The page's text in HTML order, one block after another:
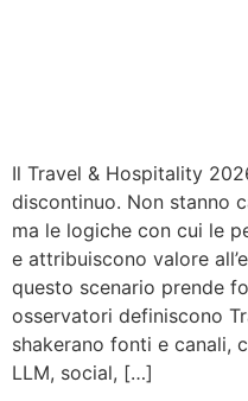
Il Travel & Hospitality
discontinuo. Non stanno
ma le logiche con cui le
e attribuiscono valore
questo scenario prende
osservatori definiscono
shakerano fonti e canali,
LLM, social, […]